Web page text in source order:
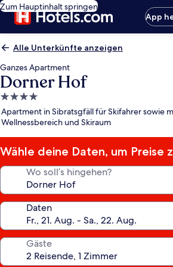
Zum Hauptinhalt springen
App
Alle Unterkünfte anzeigen
Ganzes Apartment
Dorner Hof
4.0-
Sterne-
Unterkunft
Apartment in Sibratsgfäll für Skifahrer sowie
Wellnessbereich und Skiraum
Wähle deine Daten, um Preise
Wo soll’s hingehen?
Daten
Gäste